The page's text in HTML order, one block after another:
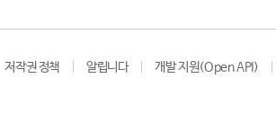
저작권 정책 알립니다 개발 지원(Open API)